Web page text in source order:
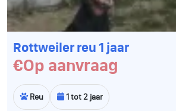
Rottweiler reu 1 jaar
€Op aanvraag
Reu 1 tot 2 jaar